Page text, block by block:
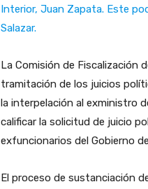
Interior, Juan Zapata. Este
Salazar.
La Comisión de Fiscalización
tramitación de los juicios
la interpelación al exministro
calificar la solicitud de juicio
exfuncionarios del Gobierno
El proceso de sustanciación